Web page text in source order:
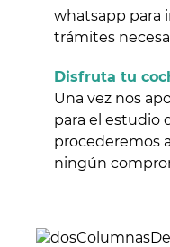
whatsapp para
trámites
Disfruta tu
Una vez nos
para el estudio
procederemos
ningún